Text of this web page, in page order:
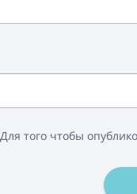
Для того чтобы